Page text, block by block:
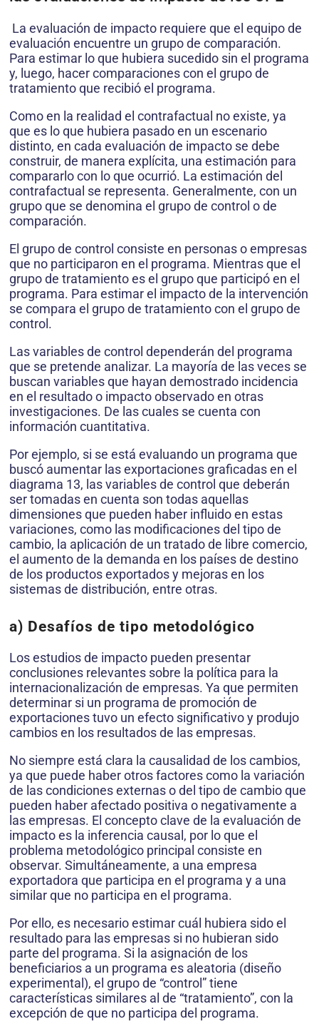
La evaluación de impacto requiere que el equipo de
evaluación encuentre un grupo de comparación.
Para estimar lo que hubiera sucedido sin el programa
y, luego, hacer comparaciones con el grupo de
tratamiento que recibió el programa.
Como en la realidad el contrafactual no existe, ya
que es lo que hubiera pasado en un escenario
distinto, en cada evaluación de impacto se debe
construir, de manera explícita, una estimación para
compararlo con lo que ocurrió. La estimación del
contrafactual se representa. Generalmente, con un
grupo que se denomina el grupo de control o de
comparación.
El grupo de control consiste en personas o empresas
que no participaron en el programa. Mientras que el
grupo de tratamiento es el grupo que participó en el
programa. Para estimar el impacto de la intervención
se compara el grupo de tratamiento con el grupo de
control.
Las variables de control dependerán del programa
que se pretende analizar. La mayoría de las veces se
buscan variables que hayan demostrado incidencia
en el resultado o impacto observado en otras
investigaciones. De las cuales se cuenta con
información cuantitativa.
Por ejemplo, si se está evaluando un programa que
buscó aumentar las exportaciones graficadas en el
diagrama 13, las variables de control que deberán
ser tomadas en cuenta son todas aquellas
dimensiones que pueden haber influido en estas
variaciones, como las modificaciones del tipo de
cambio, la aplicación de un tratado de libre comercio,
el aumento de la demanda en los países de destino
de los productos exportados y mejoras en los
sistemas de distribución, entre otras.
a) Desafíos de tipo metodológico
Los estudios de impacto pueden presentar
conclusiones relevantes sobre la política para la
internacionalización de empresas. Ya que permiten
determinar si un programa de promoción de
exportaciones tuvo un efecto significativo y produjo
cambios en los resultados de las empresas.
No siempre está clara la causalidad de los cambios,
ya que puede haber otros factores como la variación
de las condiciones externas o del tipo de cambio que
pueden haber afectado positiva o negativamente a
las empresas. El concepto clave de la evaluación de
impacto es la inferencia causal, por lo que el
problema metodológico principal consiste en
observar. Simultáneamente, a una empresa
exportadora que participa en el programa y a una
similar que no participa en el programa.
Por ello, es necesario estimar cuál hubiera sido el
resultado para las empresas si no hubieran sido
parte del programa. Si la asignación de los
beneficiarios a un programa es aleatoria (diseño
experimental), el grupo de “control” tiene
características similares al de “tratamiento”, con la
excepción de que no participa del programa.